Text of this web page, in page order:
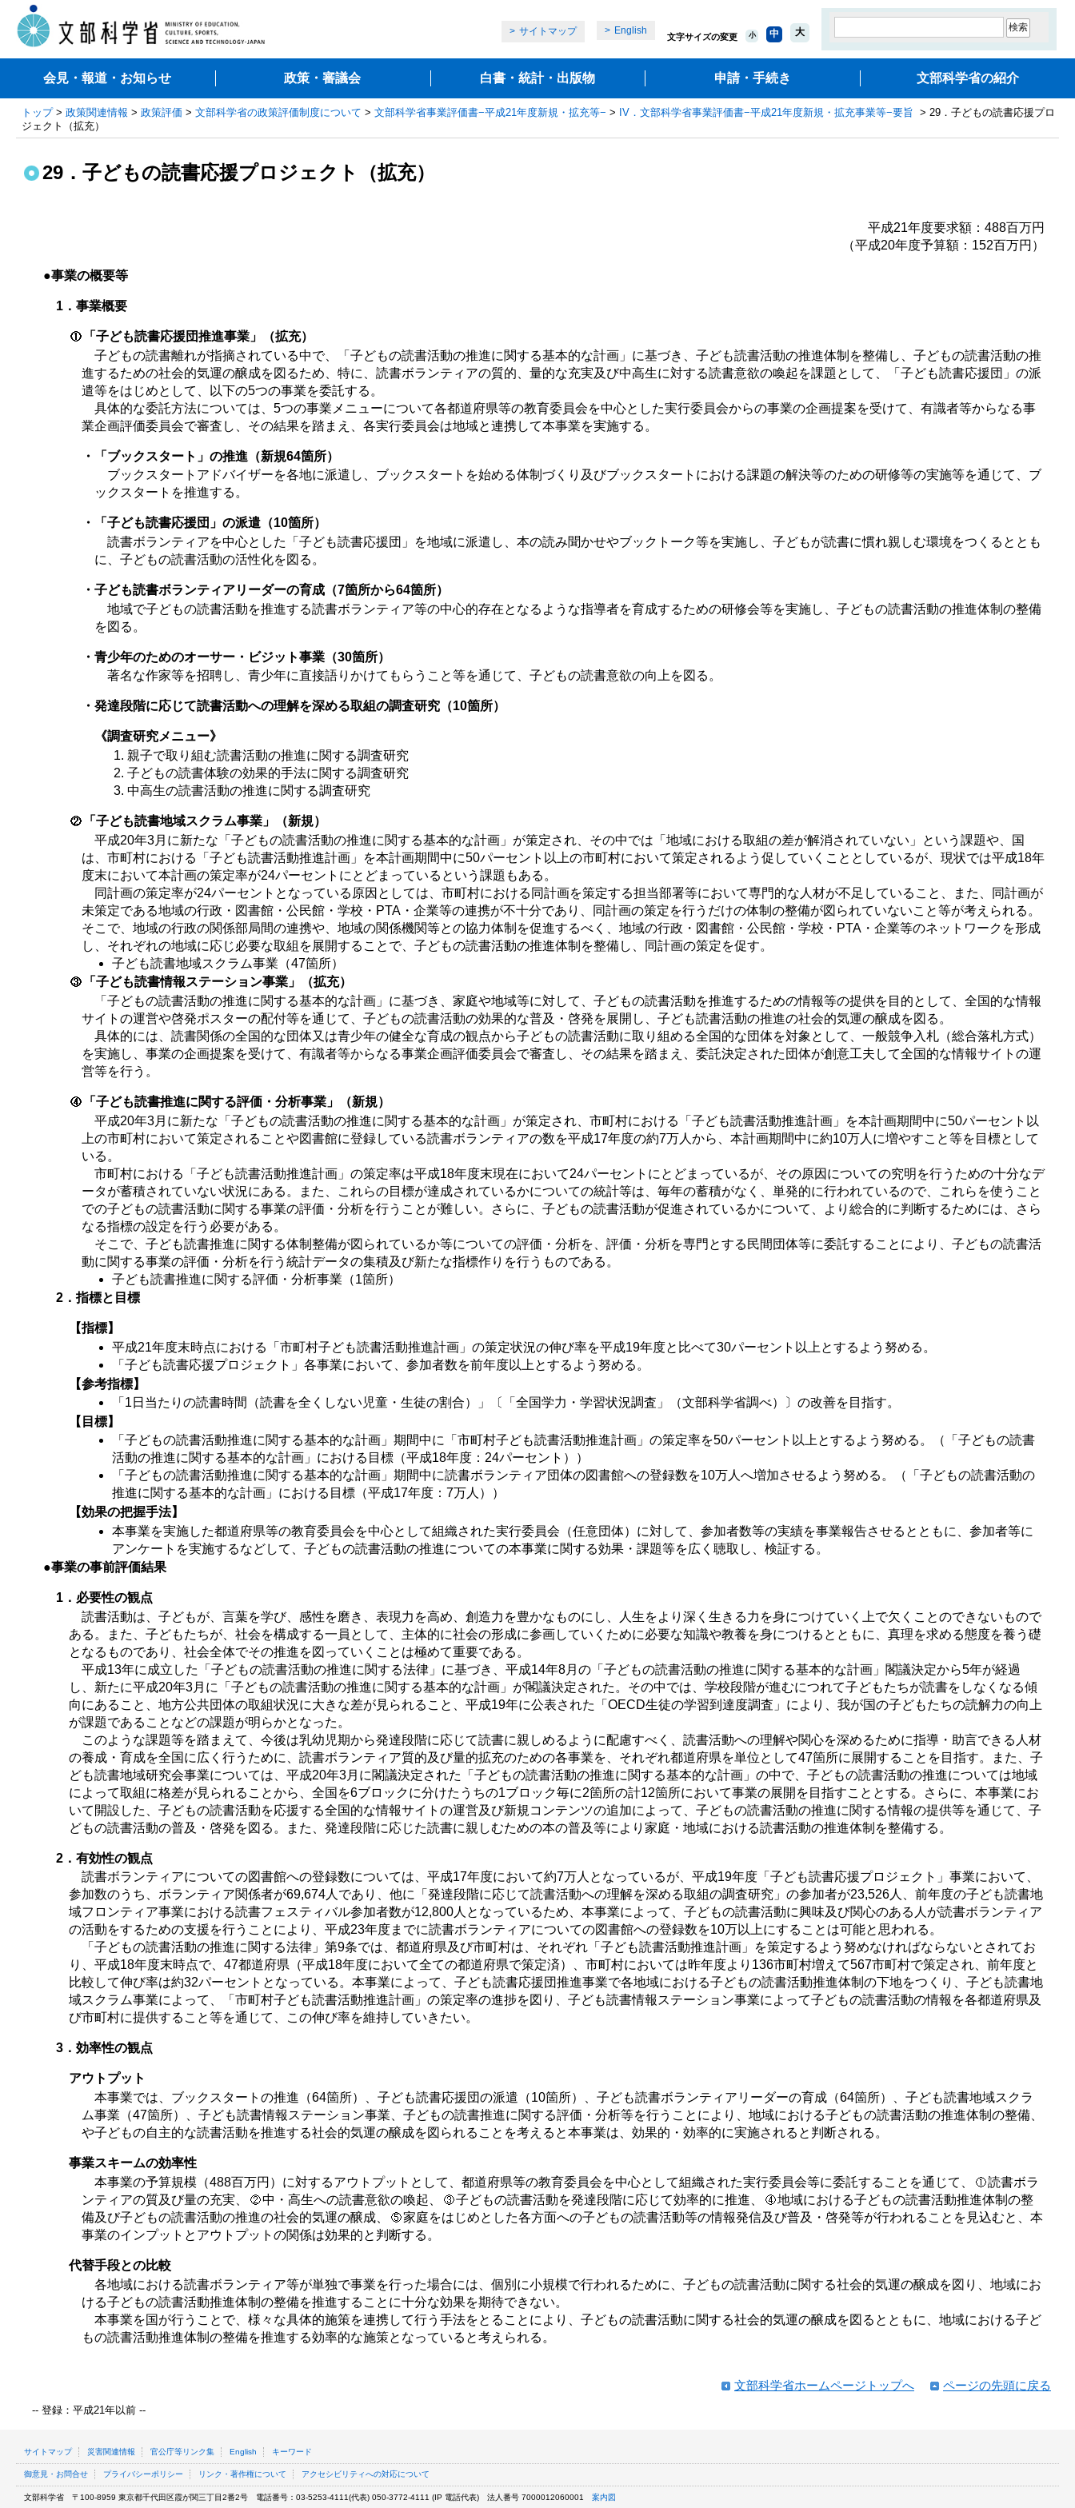
サイトマップ English
文字サイズの変更 小 中 大
会見・報道・お知らせ 政策・審議会 白書・統計・出版物 申請・手続き 文部科学省の紹介
トップ> 政策関連情報 > 政策評価 > 文部科学省の政策評価制度について > 文部科学省事業評価書−平成21年度新規・拡充等− > IV．文部科学省事業評価書−平成21年度新規・拡充事業等−要旨 > 29．子どもの読書応援プロ
ジェクト（拡充）
29．子どもの読書応援プロジェクト（拡充）
平成21年度要求額：488百万円
（平成20年度予算額：152百万円）
●事業の概要等
1．事業概要
「子ども読書応援団推進事業」（拡充）
子どもの読書離れが指摘されている中で、「子どもの読書活動の推進に関する基本的な計画」に基づき、子ども読書活動の推進体制を整備し、子どもの読書活動の推
進するための社会的気運の醸成を図るため、特に、読書ボランティアの質的、量的な充実及び中高生に対する読書意欲の喚起を課題として、「子ども読書応援団」の派
遣等をはじめとして、以下の5つの事業を委託する。
具体的な委託方法については、5つの事業メニューについて各都道府県等の教育委員会を中心とした実行委員会からの事業の企画提案を受けて、有識者等からなる事
業企画評価委員会で審査し、その結果を踏まえ、各実行委員会は地域と連携して本事業を実施する。
・「ブックスタート」の推進（新規64箇所）
ブックスタートアドバイザーを各地に派遣し、ブックスタートを始める体制づくり及びブックスタートにおける課題の解決等のための研修等の実施等を通じて、ブ
ックスタートを推進する。
・「子ども読書応援団」の派遣（10箇所）
読書ボランティアを中心とした「子ども読書応援団」を地域に派遣し、本の読み聞かせやブックトーク等を実施し、子どもが読書に慣れ親しむ環境をつくるととも
に、子どもの読書活動の活性化を図る。
・子ども読書ボランティアリーダーの育成（7箇所から64箇所）
地域で子どもの読書活動を推進する読書ボランティア等の中心的存在となるような指導者を育成するための研修会等を実施し、子どもの読書活動の推進体制の整備
を図る。
・青少年のためのオーサー・ビジット事業（30箇所）
著名な作家等を招聘し、青少年に直接語りかけてもらうこと等を通じて、子どもの読書意欲の向上を図る。
・発達段階に応じて読書活動への理解を深める取組の調査研究（10箇所）
《調査研究メニュー》
親子で取り組む読書活動の推進に関する調査研究
子どもの読書体験の効果的手法に関する調査研究
中高生の読書活動の推進に関する調査研究
「子ども読書地域スクラム事業」（新規）
平成20年3月に新たな「子どもの読書活動の推進に関する基本的な計画」が策定され、その中では「地域における取組の差が解消されていない」という課題や、国
は、市町村における「子ども読書活動推進計画」を本計画期間中に50パーセント以上の市町村において策定されるよう促していくこととしているが、現状では平成18年
度末において本計画の策定率が24パーセントにとどまっているという課題もある。
同計画の策定率が24パーセントとなっている原因としては、市町村における同計画を策定する担当部署等において専門的な人材が不足していること、また、同計画が
未策定である地域の行政・図書館・公民館・学校・PTA・企業等の連携が不十分であり、同計画の策定を行うだけの体制の整備が図られていないこと等が考えられる。
そこで、地域の行政の関係部局間の連携や、地域の関係機関等との協力体制を促進するべく、地域の行政・図書館・公民館・学校・PTA・企業等のネットワークを形成
し、それぞれの地域に応じ必要な取組を展開することで、子どもの読書活動の推進体制を整備し、同計画の策定を促す。
子ども読書地域スクラム事業（47箇所）
「子ども読書情報ステーション事業」（拡充）
「子どもの読書活動の推進に関する基本的な計画」に基づき、家庭や地域等に対して、子どもの読書活動を推進するための情報等の提供を目的として、全国的な情報
サイトの運営や啓発ポスターの配付等を通じて、子どもの読書活動の効果的な普及・啓発を展開し、子ども読書活動の推進の社会的気運の醸成を図る。
具体的には、読書関係の全国的な団体又は青少年の健全な育成の観点から子どもの読書活動に取り組める全国的な団体を対象として、一般競争入札（総合落札方式）
を実施し、事業の企画提案を受けて、有識者等からなる事業企画評価委員会で審査し、その結果を踏まえ、委託決定された団体が創意工夫して全国的な情報サイトの運
営等を行う。
「子ども読書推進に関する評価・分析事業」（新規）
平成20年3月に新たな「子どもの読書活動の推進に関する基本的な計画」が策定され、市町村における「子ども読書活動推進計画」を本計画期間中に50パーセント以
上の市町村において策定されることや図書館に登録している読書ボランティアの数を平成17年度の約7万人から、本計画期間中に約10万人に増やすこと等を目標として
いる。
市町村における「子ども読書活動推進計画」の策定率は平成18年度末現在において24パーセントにとどまっているが、その原因についての究明を行うための十分なデ
ータが蓄積されていない状況にある。また、これらの目標が達成されているかについての統計等は、毎年の蓄積がなく、単発的に行われているので、これらを使うこと
での子どもの読書活動に関する事業の評価・分析を行うことが難しい。さらに、子どもの読書活動が促進されているかについて、より総合的に判断するためには、さら
なる指標の設定を行う必要がある。
そこで、子ども読書推進に関する体制整備が図られているか等についての評価・分析を、評価・分析を専門とする民間団体等に委託することにより、子どもの読書活
動に関する事業の評価・分析を行う統計データの集積及び新たな指標作りを行うものである。
子ども読書推進に関する評価・分析事業（1箇所）
2．指標と目標
【指標】
平成21年度末時点における「市町村子ども読書活動推進計画」の策定状況の伸び率を平成19年度と比べて30パーセント以上とするよう努める。
「子ども読書応援プロジェクト」各事業において、参加者数を前年度以上とするよう努める。
【参考指標】
「1日当たりの読書時間（読書を全くしない児童・生徒の割合）」〔「全国学力・学習状況調査」（文部科学省調べ）〕の改善を目指す。
【目標】
「子どもの読書活動推進に関する基本的な計画」期間中に「市町村子ども読書活動推進計画」の策定率を50パーセント以上とするよう努める。（「子どもの読書
活動の推進に関する基本的な計画」における目標（平成18年度：24パーセント））
「子どもの読書活動推進に関する基本的な計画」期間中に読書ボランティア団体の図書館への登録数を10万人へ増加させるよう努める。（「子どもの読書活動の
推進に関する基本的な計画」における目標（平成17年度：7万人））
【効果の把握手法】
本事業を実施した都道府県等の教育委員会を中心として組織された実行委員会（任意団体）に対して、参加者数等の実績を事業報告させるとともに、参加者等に
アンケートを実施するなどして、子どもの読書活動の推進についての本事業に関する効果・課題等を広く聴取し、検証する。
●事業の事前評価結果
1．必要性の観点
読書活動は、子どもが、言葉を学び、感性を磨き、表現力を高め、創造力を豊かなものにし、人生をより深く生きる力を身につけていく上で欠くことのできないもので
ある。また、子どもたちが、社会を構成する一員として、主体的に社会の形成に参画していくために必要な知識や教養を身につけるとともに、真理を求める態度を養う礎
となるものであり、社会全体でその推進を図っていくことは極めて重要である。
平成13年に成立した「子どもの読書活動の推進に関する法律」に基づき、平成14年8月の「子どもの読書活動の推進に関する基本的な計画」閣議決定から5年が経過
し、新たに平成20年3月に「子どもの読書活動の推進に関する基本的な計画」が閣議決定された。その中では、学校段階が進むにつれて子どもたちが読書をしなくなる傾
向にあること、地方公共団体の取組状況に大きな差が見られること、平成19年に公表された「OECD生徒の学習到達度調査」により、我が国の子どもたちの読解力の向上
が課題であることなどの課題が明らかとなった。
このような課題等を踏まえて、今後は乳幼児期から発達段階に応じて読書に親しめるように配慮すべく、読書活動への理解や関心を深めるために指導・助言できる人材
の養成・育成を全国に広く行うために、読書ボランティア質的及び量的拡充のための各事業を、それぞれ都道府県を単位として47箇所に展開することを目指す。また、子
ども読書地域研究会事業については、平成20年3月に閣議決定された「子どもの読書活動の推進に関する基本的な計画」の中で、子どもの読書活動の推進については地域
によって取組に格差が見られることから、全国を6ブロックに分けたうちの1ブロック毎に2箇所の計12箇所において事業の展開を目指すこととする。さらに、本事業にお
いて開設した、子どもの読書活動を応援する全国的な情報サイトの運営及び新規コンテンツの追加によって、子どもの読書活動の推進に関する情報の提供等を通じて、子
どもの読書活動の普及・啓発を図る。また、発達段階に応じた読書に親しむための本の普及等により家庭・地域における読書活動の推進体制を整備する。
2．有効性の観点
読書ボランティアについての図書館への登録数については、平成17年度において約7万人となっているが、平成19年度「子ども読書応援プロジェクト」事業において、
参加数のうち、ボランティア関係者が69,674人であり、他に「発達段階に応じて読書活動への理解を深める取組の調査研究」の参加者が23,526人、前年度の子ども読書地
域フロンティア事業における読書フェスティバル参加者数が12,800人となっているため、本事業によって、子どもの読書活動に興味及び関心のある人が読書ボランティア
の活動をするための支援を行うことにより、平成23年度までに読書ボランティアについての図書館への登録数を10万以上にすることは可能と思われる。
「子どもの読書活動の推進に関する法律」第9条では、都道府県及び市町村は、それぞれ「子ども読書活動推進計画」を策定するよう努めなければならないとされてお
り、平成18年度末時点で、47都道府県（平成18年度において全ての都道府県で策定済）、市町村においては昨年度より136市町村増えて567市町村で策定され、前年度と
比較して伸び率は約32パーセントとなっている。本事業によって、子ども読書応援団推進事業で各地域における子どもの読書活動推進体制の下地をつくり、子ども読書地
域スクラム事業によって、「市町村子ども読書活動推進計画」の策定率の進捗を図り、子ども読書情報ステーション事業によって子どもの読書活動の情報を各都道府県及
び市町村に提供すること等を通じて、この伸び率を維持していきたい。
3．効率性の観点
アウトプット
本事業では、ブックスタートの推進（64箇所）、子ども読書応援団の派遣（10箇所）、子ども読書ボランティアリーダーの育成（64箇所）、子ども読書地域スクラ
ム事業（47箇所）、子ども読書情報ステーション事業、子どもの読書推進に関する評価・分析等を行うことにより、地域における子どもの読書活動の推進体制の整備、
や子どもの自主的な読書活動を推進する社会的気運の醸成を図られることを考えると本事業は、効果的・効率的に実施されると判断される。
事業スキームの効率性
本事業の予算規模（488百万円）に対するアウトプットとして、都道府県等の教育委員会を中心として組織された実行委員会等に委託することを通じて、
読書ボラ
ンティアの質及び量の充実、
中・高生への読書意欲の喚起、 子どもの読書活動を発達段階に応じて効率的に推進、
地域における子どもの読書活動推進体制の整
備及び子どもの読書活動の推進の社会的気運の醸成、
家庭をはじめとした各方面への子どもの読書活動等の情報発信及び普及・啓発等が行われることを見込むと、本
事業のインプットとアウトプットの関係は効果的と判断する。
代替手段との比較
各地域における読書ボランティア等が単独で事業を行った場合には、個別に小規模で行われるために、子どもの読書活動に関する社会的気運の醸成を図り、地域にお
ける子どもの読書活動推進体制の整備を推進することに十分な効果を期待できない。
本事業を国が行うことで、様々な具体的施策を連携して行う手法をとることにより、子どもの読書活動に関する社会的気運の醸成を図るとともに、地域における子ど
もの読書活動推進体制の整備を推進する効率的な施策となっていると考えられる。
ページの先頭に戻る
文部科学省ホームページトップへ
-- 登録：平成21年以前 --
サイトマップ 災害関連情報 官公庁等リンク集 English キーワード
御意見・お問合せ プライバシーポリシー リンク・著作権について アクセシビリティへの対応について
文部科学省 〒100-8959 東京都千代田区霞が関三丁目2番2号 電話番号：03-5253-4111(代表) 050-3772-4111 (IP 電話代表) 法人番号 7000012060001 案内図